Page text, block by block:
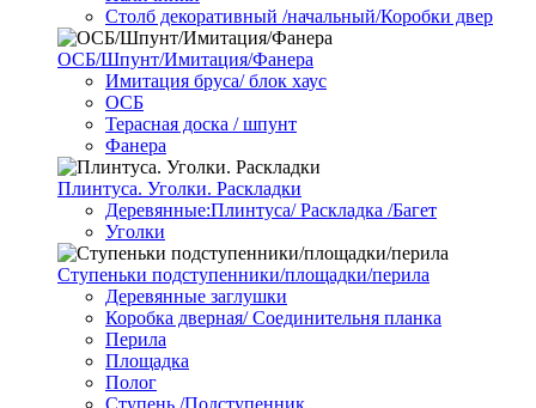
Столб декоративный /начальный/Коробки двер
ОСБ/Шпунт/Имитация/Фанера
Имитация бруса/ блок хаус
ОСБ
Терасная доска / шпунт
Фанера
Плинтуса. Уголки. Раскладки
Деревянные:Плинтуса/ Раскладка /Багет
Уголки
Ступеньки подступенники/площадки/перила
Деревянные заглушки
Коробка дверная/ Соединительня планка
Перила
Площадка
Полог
Ступень /Подступенник